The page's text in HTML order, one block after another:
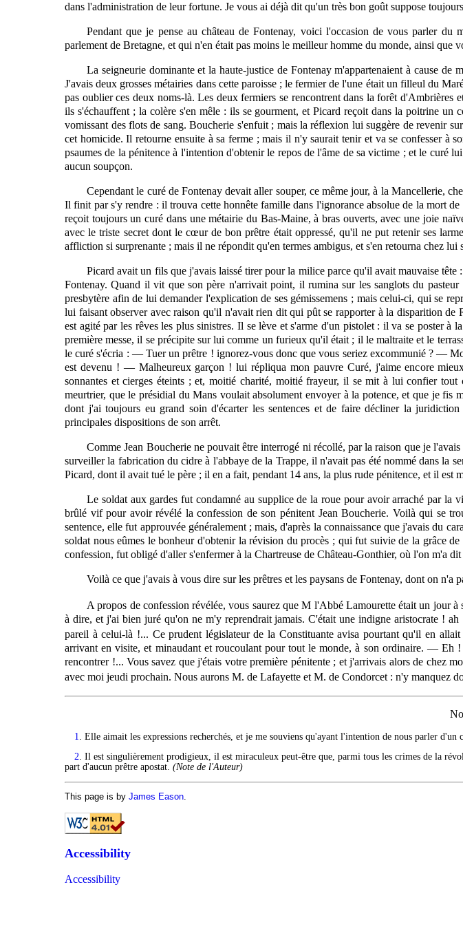
dans l'administration de leur fortune. Je vous ai déjà dit qu'un très bon goût suppose
Pendant que je pense au château de Fontenay, voici l'occasion de vous parler
parlement de Bretagne, et qui n'en était pas moins le meilleur homme du monde, ainsi que
La seigneurie dominante et la haute-justice de Fontenay m'appartenaient à cause
J'avais deux grosses métairies dans cette paroisse ; le fermier de l'une était un filleul du
pas oublier ces deux noms-là. Les deux fermiers se rencontrent dans la forêt d'Ambrières
ils s'échauffent ; la colère s'en mêle : ils se gourment, et Picard reçoit dans la poitrine
vomissant des flots de sang. Boucherie s'enfuit ; mais la réflexion lui suggère de revenir
cet homicide. Il retourne ensuite à sa ferme ; mais il n'y saurait tenir et va se confesser
psaumes de la pénitence à l'intention d'obtenir le repos de l'âme de sa victime ; et le curé
aucun soupçon.
Cependant le curé de Fontenay devait aller souper, ce même jour, à la Mancellerie,
Il finit par s'y rendre : il trouva cette honnête famille dans l'ignorance absolue de la mort
reçoit toujours un curé dans une métairie du Bas-Maine, à bras ouverts, avec une joie
avec le triste secret dont le cœur de bon prêtre était oppressé, qu'il ne put retenir ses
affliction si surprenante ; mais il ne répondit qu'en termes ambigus, et s'en retourna chez lui
Picard avait un fils que j'avais laissé tirer pour la milice parce qu'il avait mauvaise
Fontenay. Quand il vit que son père n'arrivait point, il rumina sur les sanglots du
presbytère afin de lui demander l'explication de ses gémissemens ; mais celui-ci, qui se
lui faisant observer avec raison qu'il n'avait rien dit qui pût se rapporter à la disparition
est agité par les rêves les plus sinistres. Il se lève et s'arme d'un pistolet : il va se poster à
première messe, il se précipite sur lui comme un furieux qu'il était ; il le maltraite et le
le curé s'écria : — Tuer un prêtre ! ignorez-vous donc que vous seriez excommunié ? —
est devenu ! — Malheureux garçon ! lui répliqua mon pauvre Curé, j'aime encore
sonnantes et cierges éteints ; et, moitié charité, moitié frayeur, il se mit à lui confier
meurtrier, que le présidial du Mans voulait absolument envoyer à la potence, et que je
dont j'ai toujours eu grand soin d'écarter les sentences et de faire décliner la
principales dispositions de son arrêt.
Comme Jean Boucherie ne pouvait être interrogé ni récollé, par la raison que je
surveiller la fabrication du cidre à l'abbaye de la Trappe, il n'avait pas été nommé dans la
Picard, dont il avait tué le père ;il en a fait, pendant 14 ans, la plus rude pénitence, et il est
Le soldat aux gardes fut condamné au supplice de la roue pour avoir arraché par
brûlé vif pour avoir révélé la confession de son pénitent Jean Boucherie. Voilà qui se
sentence, elle fut approuvée généralement ; mais, d'après la connaissance que j'avais du
soldat nous eûmes le bonheur d'obtenir la révision du procès ; qui fut suivie de la grâce
confession, fut obligé d'aller s'enfermer à la Chartreuse de Château-Gonthier, où l'on m'a
Voilà ce que j'avais à vous dire sur les prêtres et les paysans de Fontenay, dont on n'a
A propos de confession révélée, vous saurez que M l'Abbé Lamourette était un jour à
à dire, et j'ai bien juré qu'on ne m'y reprendrait jamais. C'était une indigne aristocrate !
pareil à celui-là !... Ce prudent législateur de la Constituante avisa pourtant qu'il en allait
arrivant en visite, et minaudant et roucoulant pour tout le monde, à son ordinaire. —
rencontrer !... Vous savez que j'étais votre première pénitente ; et j'arrivais alors de chez
avec moi jeudi prochain. Nous aurons M. de Lafayette et M. de Condorcet : n'y manquez
1 . Elle aimait les expressions recherchés, et je me souviens qu'ayant l'intention de nous parler
2 . Il est singulièrement prodigieux, il est miraculeux peut-être que, parmi tous les crimes de la
part d'aucun prêtre apostat.(Note de l'Auteur)
This page is byJames Eason.
Accessibility
Accessibility